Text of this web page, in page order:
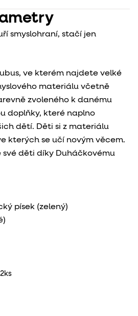
smyslohraní, stačí jen
ve kterém najdete velké
materiálu včetně
zvoleného k danému
doplňky, které naplno
dětí. Děti si z materiálu
kterých se učí novým věcem.
děti díky Duháčkovému
písek (zelený)